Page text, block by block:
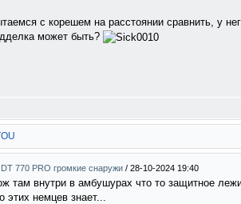
с корешем на расстоянии сравнить, у
может быть?
DT 770 PRO громкие снаружи / 28-10-2024 19:40
там внутри в амбушурах что то защитное
этих немцев знает...